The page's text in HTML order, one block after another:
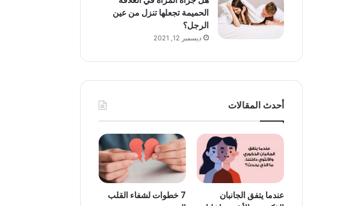
الحميمة تجعلها تنزل من عين
الرجل؟
ديسمبر 12, 2021
أحدث المقالات
عندما يتفق الجانبان
7 خطوات لشفاء القلب